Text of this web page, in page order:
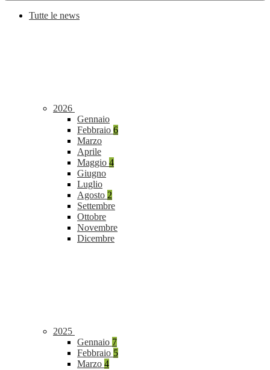
Tutte le news
2026
Gennaio
Febbraio 6
Marzo
Aprile
Maggio 4
Giugno
Luglio
Agosto 2
Settembre
Ottobre
Novembre
Dicembre
2025
Gennaio 7
Febbraio 5
Marzo 4